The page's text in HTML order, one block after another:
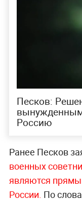
Песков:
Россию
Ранее Песков
военных
являются
России. По